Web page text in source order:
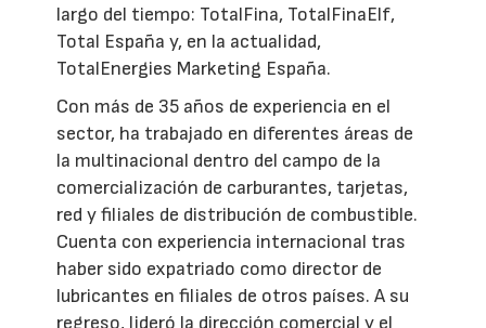
largo del tiempo: TotalFina, TotalFinaElf,
Total España y, en la actualidad,
TotalEnergies Marketing España.
Con más de 35 años de experiencia en el
sector, ha trabajado en diferentes áreas de
la multinacional dentro del campo de la
comercialización de carburantes, tarjetas,
red y filiales de distribución de combustible.
Cuenta con experiencia internacional tras
haber sido expatriado como director de
lubricantes en filiales de otros países. A su
regreso, lideró la dirección comercial y el